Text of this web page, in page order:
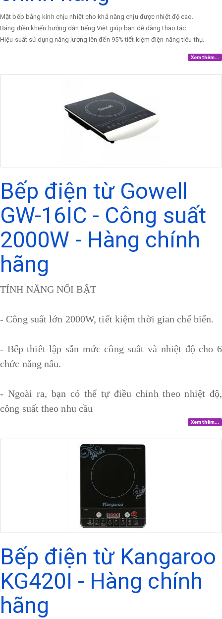
Mặt bếp bằng kính chịu nhiệt cho khả năng chịu được nhiệt độ cao.
Bảng điều khiển hướng dẫn tiếng Việt giúp bạn dễ dàng thao tác.
Hiệu suất sử dụng năng lượng lên đến 95% tiết kiệm điện năng tiêu thụ.
Xem thêm...
Bếp điện từ Gowell
GW-16IC - Công suất
2000W - Hàng chính
hãng
TÍNH NĂNG NỔI BẬT
- Công suất lớn 2000W, tiết kiệm thời gian chế biến.
- Bếp thiết lập sẵn mức công suất và nhiệt độ cho 6
chức năng nấu.
- Ngoài ra, bạn có thể tự điều chỉnh theo nhiệt độ,
công suất theo nhu cầu
Xem thêm...
Bếp điện từ Kangaroo
KG420I - Hàng chính
hãng